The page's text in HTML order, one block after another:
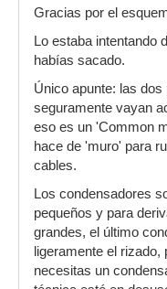
Gracias por el
Lo estaba intentando
habías sacado.
Único apunte: las
seguramente vayan
eso es un 'Common
hace de 'muro' para
cables.
Los condensadores
pequeños y para
grandes, el último
ligeramente el
necesitas un